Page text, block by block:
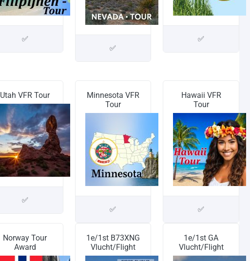
✅
✅
✅
Utah VFR Tour
✅
Minnesota VFR
Tour
✅
Hawaii VFR
Tour
✅
Norway Tour
Award
1e/1st B73XNG
Vlucht/Flight
1e/1st GA
Vlucht/Flight